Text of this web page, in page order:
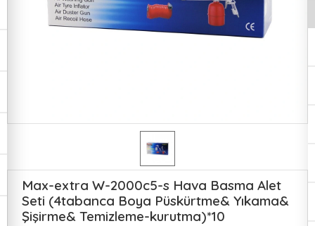
Max-extra W-2000c5-s Hava Basma Alet
Seti (4tabanca Boya Püskürtme& Yıkama&
Şişirme& Temizleme-kurutma)*10